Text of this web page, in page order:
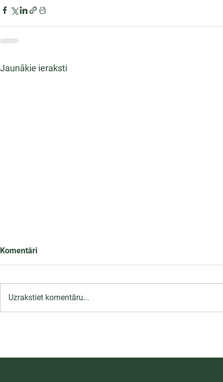
Jaunākie ieraksti
12.09.2026.
Komentāri
Uzrakstiet komentāru...